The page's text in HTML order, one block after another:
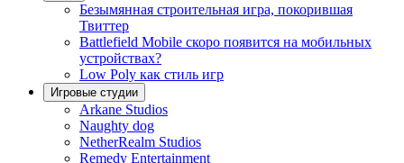
Безымянная строительная игра, покорившая
Твиттер
Battlefield Mobile скоро появится на мобильных
устройствах?
Low Poly как стиль игр
Игровые студии
Arkane Studios
Naughty dog
NetherRealm Studios
Remedy Entertainment